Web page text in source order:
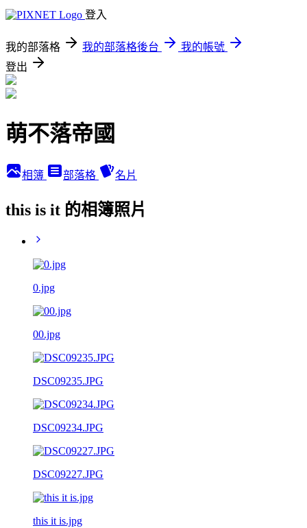
登入
我的部落格 我的部落格後台
我的帳號
登出
萌不落帝國
相簿 部落格 名片
this is it 的相簿照片
0.jpg
00.jpg
DSC09235.JPG
DSC09234.JPG
DSC09227.JPG
this it is.jpg